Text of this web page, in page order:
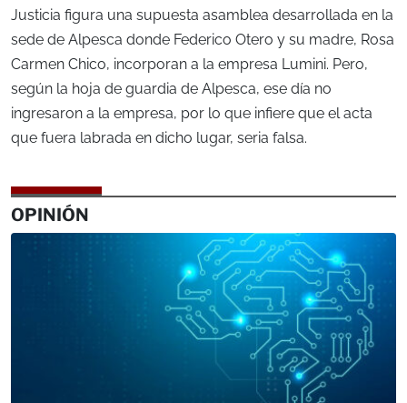
Justicia figura una supuesta asamblea desarrollada en la
sede de Alpesca donde Federico Otero y su madre, Rosa
Carmen Chico, incorporan a la empresa Lumini. Pero,
según la hoja de guardia de Alpesca, ese día no
ingresaron a la empresa, por lo que infiere que el acta
que fuera labrada en dicho lugar, seria falsa.
OPINIÓN